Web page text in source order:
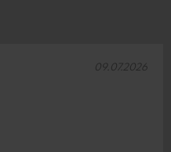
09.07.2026